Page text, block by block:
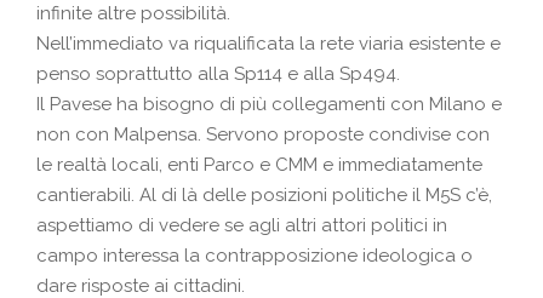
infinite altre possibilità.
Nell’immediato va riqualificata la rete viaria esistente e
penso soprattutto alla Sp114 e alla Sp494.
Il Pavese ha bisogno di più collegamenti con Milano e
non con Malpensa. Servono proposte condivise con
le realtà locali, enti Parco e CMM e immediatamente
cantierabili. Al di là delle posizioni politiche il M5S c’è,
aspettiamo di vedere se agli altri attori politici in
campo interessa la contrapposizione ideologica o
dare risposte ai cittadini.